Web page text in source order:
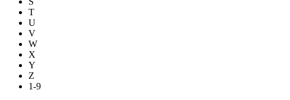
T
U
V
W
X
Y
Z
1-9